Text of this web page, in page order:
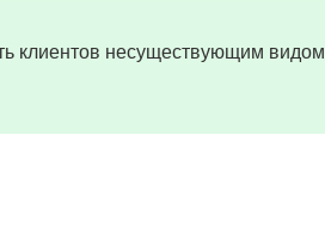
клиентов несуществующим видом